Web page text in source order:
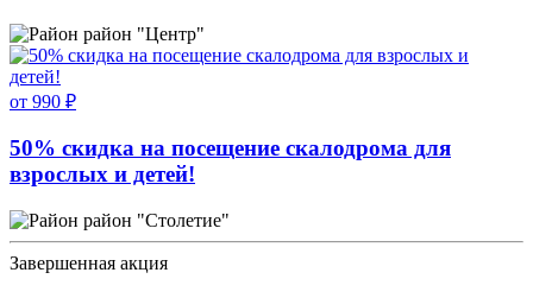
район "Центр"
от 990 ₽
50% скидка на посещение скалодрома для
взрослых и детей!
район "Столетие"
Завершенная акция